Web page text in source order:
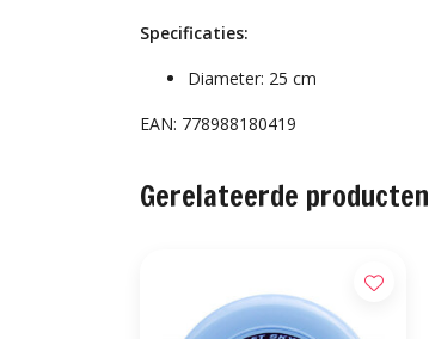
Specificaties:
Diameter: 25 cm
EAN: 778988180419
Gerelateerde producten